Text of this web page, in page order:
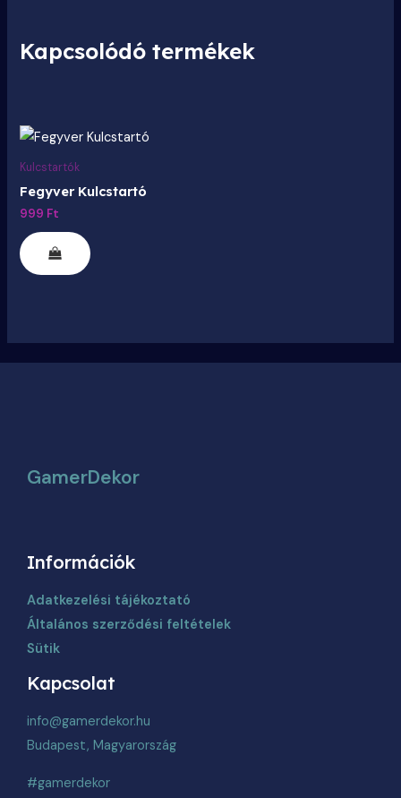
Kapcsolódó termékek
Kulcstartók
Fegyver Kulcstartó
999 Ft
Ennek
terméknek
van.
GamerDekor
Információk
Adatkezelési tájékoztató
Általános szerződési feltételek
Sütik
Kapcsolat
info@gamerdekor.hu
Budapest, Magyarország
#gamerdekor